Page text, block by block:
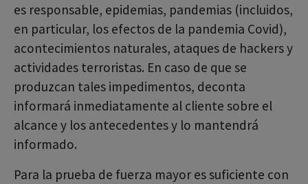
es responsable, epidemias, pandemias (incluidos,
en particular, los efectos de la pandemia Covid),
acontecimientos naturales, ataques de hackers y
actividades terroristas. En caso de que se
produzcan tales impedimentos, deconta
informará inmediatamente al cliente sobre el
alcance y los antecedentes y lo mantendrá
informado.
Para la prueba de fuerza mayor es suficiente con